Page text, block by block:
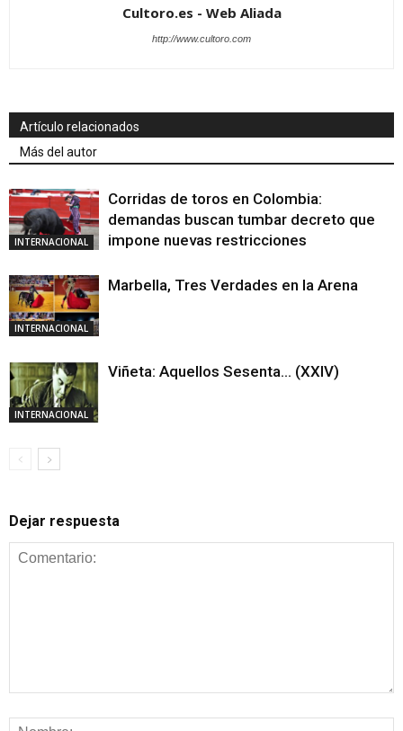
Cultoro.es - Web Aliada
http://www.cultoro.com
Artículo relacionados
Más del autor
INTERNACIONAL
Corridas de toros en Colombia:
demandas buscan tumbar decreto que
impone nuevas restricciones
INTERNACIONAL
Marbella, Tres Verdades en la Arena
INTERNACIONAL
Viñeta: Aquellos Sesenta… (XXIV)
Dejar respuesta